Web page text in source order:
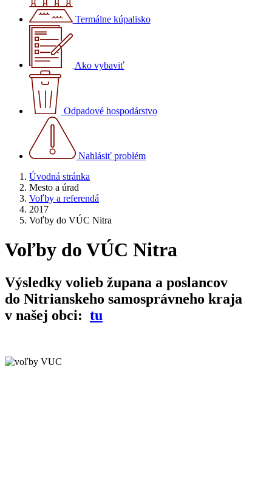
Termálne kúpalisko
Ako vybaviť
Odpadové hospodárstvo
Nahlásiť problém
Úvodná stránka
Mesto a úrad
Voľby a referendá
2017
Voľby do VÚC Nitra
Voľby do VÚC Nitra
Výsledky volieb župana a poslancov
do Nitrianskeho samosprávneho kraja
v našej obci: tu